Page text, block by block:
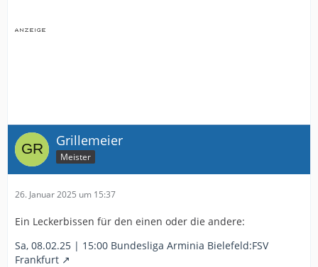
Grillemeier
Meister
26. Januar 2025 um 15:37
Ein Leckerbissen für den einen oder die andere:
Sa, 08.02.25 | 15:00 Bundesliga Arminia Bielefeld:FSV
Frankfurt